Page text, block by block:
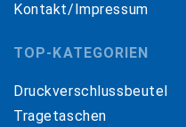
Kontakt/Impressum
TOP-KATEGORIEN
Druckverschlussbeutel
Tragetaschen